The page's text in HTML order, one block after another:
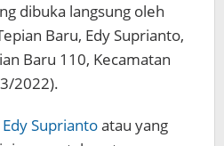
dibuka langsung oleh
Baru, Edy Suprianto,
Baru 110, Kecamatan
2022).
Edy Supriantoatau yang